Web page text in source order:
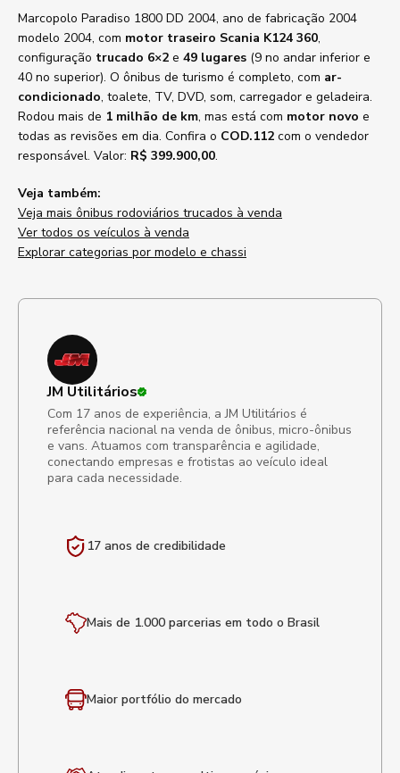
Marcopolo Paradiso 1800 DD 2004, ano de fabricação 2004
modelo 2004, com motor traseiro Scania K124 360,
configuração trucado 6×2 e 49 lugares (9 no andar inferior e
40 no superior). O ônibus de turismo é completo, com ar-
condicionado, toalete, TV, DVD, som, carregador e geladeira.
Rodou mais de 1 milhão de km, mas está com motor novo e
todas as revisões em dia. Confira o COD.112 com o vendedor
responsável. Valor: R$ 399.900,00.
Veja também:
Veja mais ônibus rodoviários trucados à venda
Ver todos os veículos à venda
Explorar categorias por modelo e chassi
JM Utilitários
Com 17 anos de experiência, a JM Utilitários é
referência nacional na venda de ônibus, micro-ônibus
e vans. Atuamos com transparência e agilidade,
conectando empresas e frotistas ao veículo ideal
para cada necessidade.
17 anos de credibilidade
Mais de 1.000 parcerias em todo o Brasil
Maior portfólio do mercado